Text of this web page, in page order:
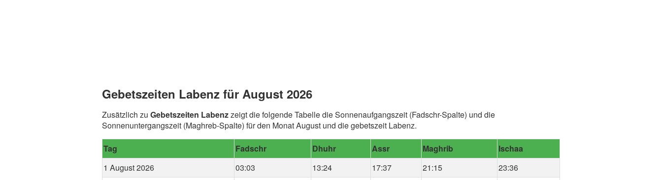
Gebetszeiten Labenz für August 2026
Zusätzlich zu Gebetszeiten Labenzzeigt die folgende Tabelle die Sonnenaufgangszeit (Fadschr-Spalte) und die
Sonnenuntergangszeit (Maghreb-Spalte) für den Monat August und die gebetszeit Labenz.
Tag Fadschr Dhuhr Assr Maghrib
Ischaa
1 August 2026
03:03 13:24 17:37 21:15
23:36